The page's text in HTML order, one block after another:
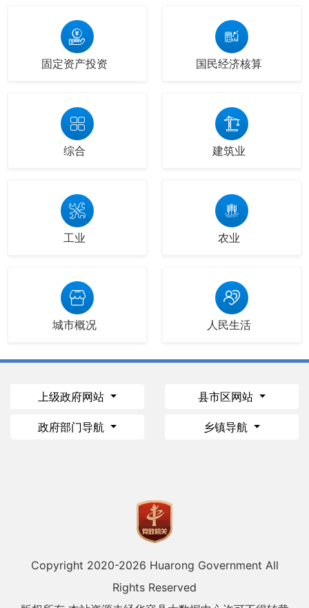
固定资产投资 国民经济核算
综合 建筑业
工业 农业
城市概况 人民生活
上级政府网站 县市区网站
政府部门导航 乡镇导航
Copyright 2020-2026 Huarong Government All
Rights Reserved